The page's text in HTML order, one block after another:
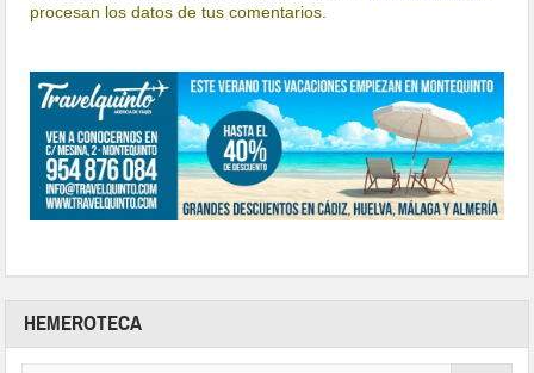
procesan los datos de tus comentarios.
HEMEROTECA